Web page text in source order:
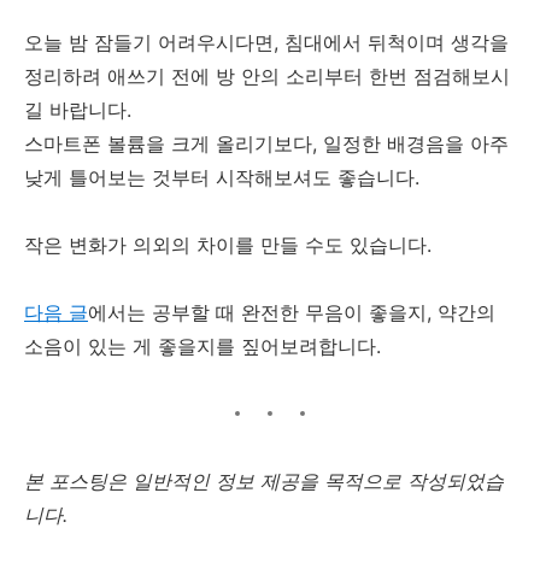
오늘 밤 잠들기 어려우시다면, 침대에서 뒤척이며 생각을
정리하려 애쓰기 전에 방 안의 소리부터 한번 점검해보시
길 바랍니다.
스마트폰 볼륨을 크게 올리기보다, 일정한 배경음을 아주
낮게 틀어보는 것부터 시작해보셔도 좋습니다.
작은 변화가 의외의 차이를 만들 수도 있습니다.
다음 글에서는 공부할 때 완전한 무음이 좋을지, 약간의
소음이 있는 게 좋을지를 짚어보려합니다.
본 포스팅은 일반적인 정보 제공을 목적으로 작성되었습
니다.